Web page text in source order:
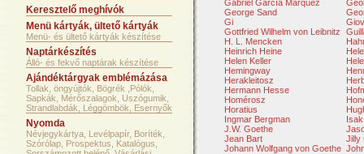
Keresztelő meghívók
Menü kártyák, ültető kártyák
Menü- és ültető kártyák készítése
Naptárkészítés
Álló- és fekvő naptárak készítése
Ajándéktárgyak emblémázása
Tollak, öngyújtók, Bögrék ,Pólók,
Sapkák, Mérőszalagok, Uszógumik,
Strandlabdák, Léggömbök, Esernyők
Nyomda
Névjegykártya, Levélpapír, Boríték,
Szórólap, Prospektus, Katalógus,
Gabriel García Márquez
George Sand
Gi
Gottfried Wilhelm von Leibnitz
H. L. Mencken
Heinrich Heine
Helen Keller
Hemingway
Herakleitosz
Hermann Hesse
Homérosz
Horatius
Ingmar Bergman
J.W. Goethe
Jean Bart
Jilly
Johann Wolfgang von Goethe